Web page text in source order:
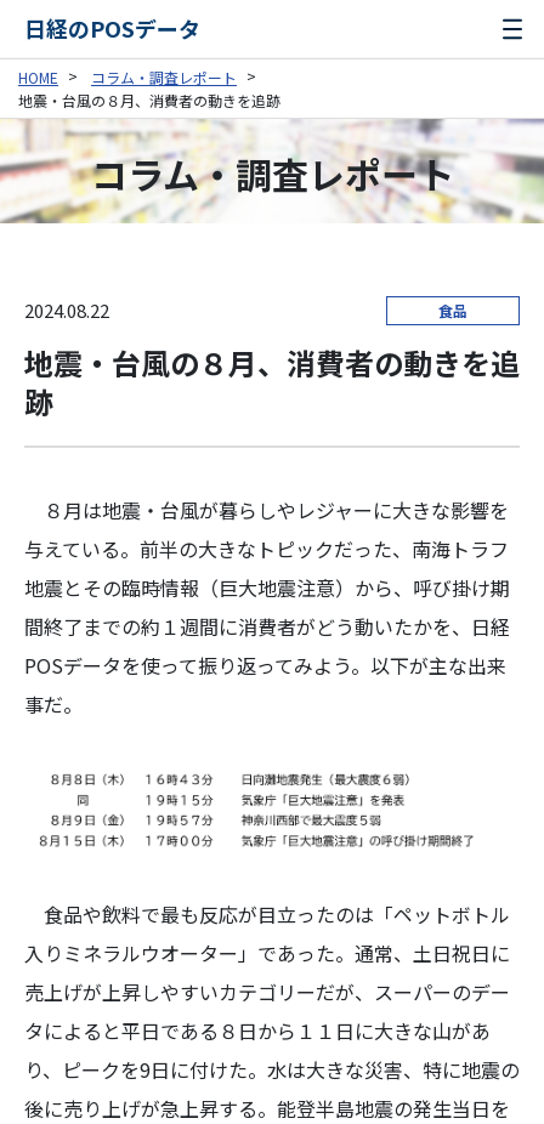
日経のPOSデータ
HOME
コラム・調査レポート
地震・台風の８月、消費者の動きを追跡
コラム・調査レポート
2024.08.22 食品
地震・台風の８月、消費者の動きを追
跡
８月は地震・台風が暮らしやレジャーに大きな影響を
与えている。前半の大きなトピックだった、南海トラフ
地震とその臨時情報（巨大地震注意）から、呼び掛け期
間終了までの約１週間に消費者がどう動いたかを、日経
POSデータを使って振り返ってみよう。以下が主な出来
事だ。
食品や飲料で最も反応が目立ったのは「ペットボトル
入りミネラルウオーター」であった。通常、土日祝日に
売上げが上昇しやすいカテゴリーだが、スーパーのデー
タによると平日である８日から１１日に大きな山があ
り、ピークを9日に付けた。水は大きな災害、特に地震の
後に売り上げが急上昇する。能登半島地震の発生当日を